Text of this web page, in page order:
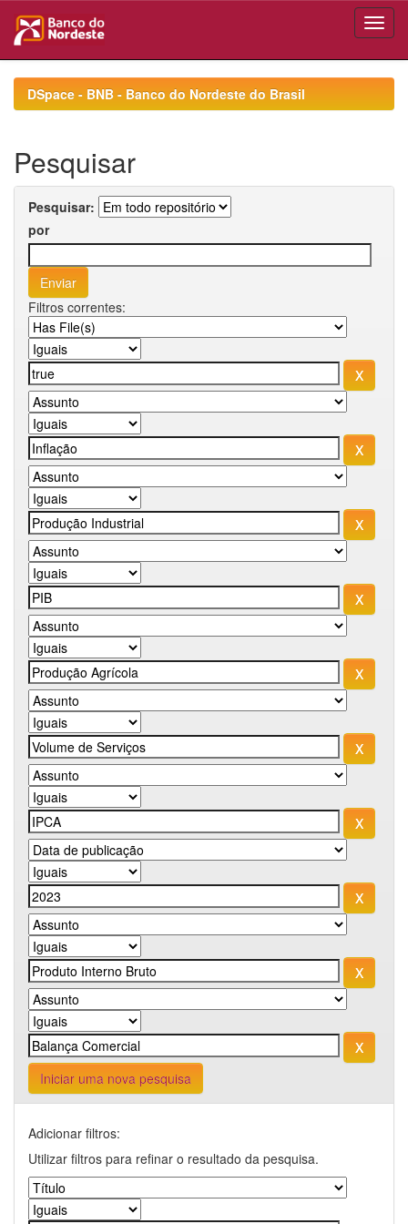
navigationDSpace - BNB - Banco do Nordeste do Brasil
Pesquisar
Pesquisar:
por
Filtros correntes:
Iniciar uma nova pesquisa
Adicionar filtros:
Utilizar filtros para refinar o resultado da pesquisa.